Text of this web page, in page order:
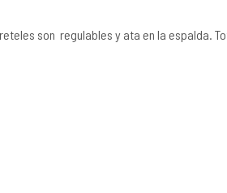
son regulables y ata en la espalda.